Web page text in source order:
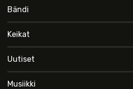
Bändi
Keikat
Uutiset
Musiikki